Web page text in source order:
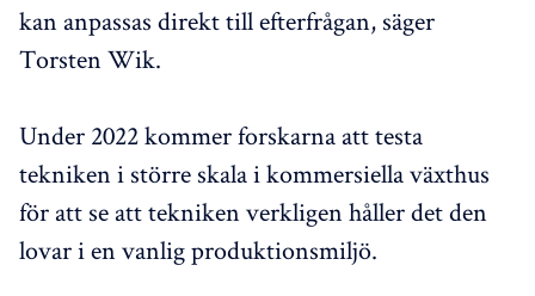
kan anpassas direkt till efterfrågan, säger
Torsten Wik.
Under 2022 kommer forskarna att testa
tekniken i större skala i kommersiella växthus
för att se att tekniken verkligen håller det den
lovar i en vanlig produktionsmiljö.